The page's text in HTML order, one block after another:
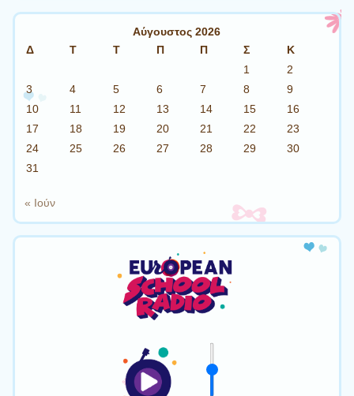
Αύγουστος 2026
Δ
Τ Τ Π Π Σ
Κ
1
2
3
4 5 6 7 8
9
10
11 12 13 14 15
16
17
18 19 20 21 22
23
24
25 26 27 28 29
30
31
« Ιούν